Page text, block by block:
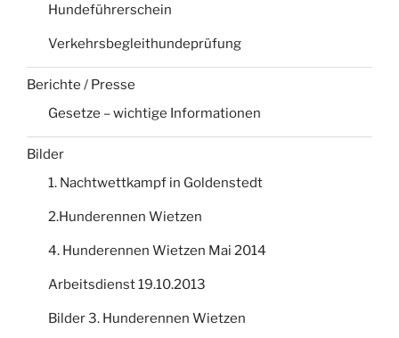
Hundeführerschein
Verkehrsbegleithundeprüfung
Berichte / Presse
Gesetze – wichtige Informationen
Bilder
1. Nachtwettkampf in Goldenstedt
2.Hunderennen Wietzen
4. Hunderennen Wietzen Mai 2014
Arbeitsdienst 19.10.2013
Bilder 3. Hunderennen Wietzen